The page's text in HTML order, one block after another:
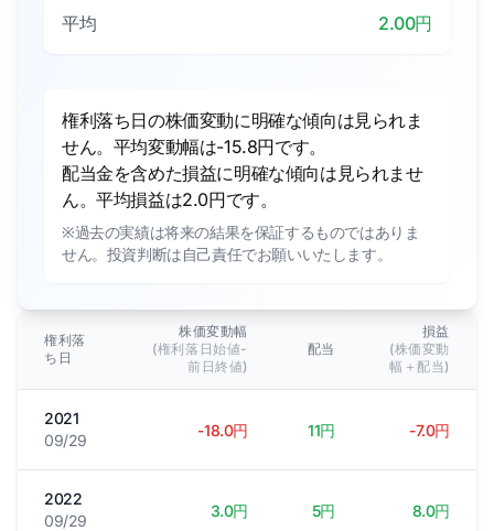
平均
2.00円
権利落ち日の株価変動に明確な傾向は見られま
せん。平均変動幅は-15.8円です。
配当金を含めた損益に明確な傾向は見られませ
ん。平均損益は2.0円です。
※過去の実績は将来の結果を保証するものではありま
せん。投資判断は自己責任でお願いいたします。
権利落
ち日
株価変動幅
(権利落日始値-
前日終値)
配当
損益
(株価変動
幅＋配当)
2021
09/29
-18.0円 11円 -7.0円
2022
09/29
3.0円 5円 8.0円